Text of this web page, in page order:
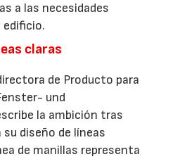
a las necesidades
edificio.
claras
de Producto para
und
la ambición tras
su diseño de líneas
de manillas representa